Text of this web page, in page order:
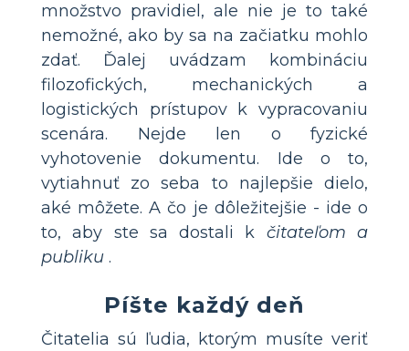
množstvo pravidiel, ale nie je to také
nemožné, ako by sa na začiatku mohlo
zdať. Ďalej uvádzam kombináciu
filozofických, mechanických a
logistických prístupov k vypracovaniu
scenára. Nejde len o fyzické
vyhotovenie dokumentu. Ide o to,
vytiahnuť zo seba to najlepšie dielo,
aké môžete. A čo je dôležitejšie - ide o
to, aby ste sa dostali k čitateľom a
publiku .
Píšte každý deň
Čitatelia sú ľudia, ktorým musíte veriť